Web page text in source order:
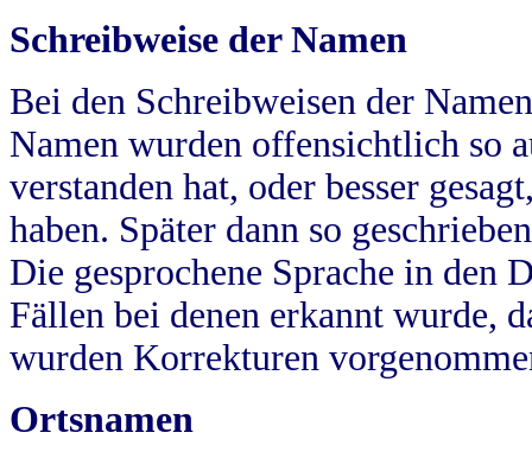
Schreibweise der Namen
Bei den Schreibweisen der
Namen wurden offensichtlich so
verstanden hat, oder besser
haben. Später dann so
Die gesprochene Sprache in
Fällen bei denen erkannt wurde,
wurden Korrekturen
Ortsnamen